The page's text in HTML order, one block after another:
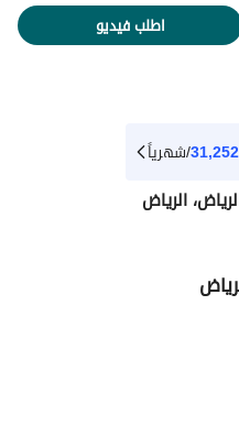
اطلب فيديو
31,252/شهرياً
الرياض